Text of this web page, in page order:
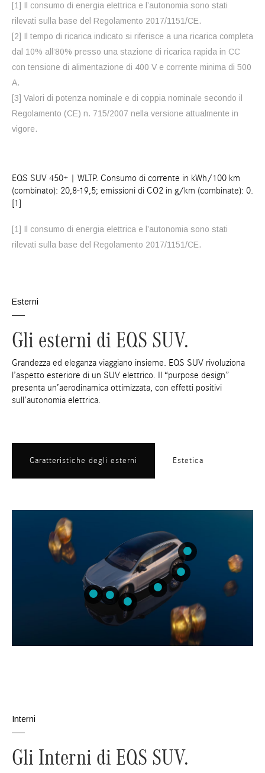
[1] Il consumo di energia elettrica e l’autonomia sono stati
rilevati sulla base del Regolamento 2017/1151/CE.
[2] Il tempo di ricarica indicato si riferisce a una ricarica completa
dal 10% all’80% presso una stazione di ricarica rapida in CC
con tensione di alimentazione di 400 V e corrente minima di 500
A.
[3] Valori di potenza nominale e di coppia nominale secondo il
Regolamento (CE) n. 715/2007 nella versione attualmente in
vigore.
EQS SUV 450+ | WLTP. Consumo di corrente in kWh/100 km
(combinato): 20,8-19,5; emissioni di CO2 in g/km (combinate): 0.
[1]
[1] Il consumo di energia elettrica e l’autonomia sono stati
rilevati sulla base del Regolamento 2017/1151/CE.
Esterni
Gli esterni di EQS SUV.
Grandezza ed eleganza viaggiano insieme. EQS SUV rivoluziona
l’aspetto esteriore di un SUV elettrico. Il “purpose design”
presenta un’aerodinamica ottimizzata, con effetti positivi
sull’autonomia elettrica.
Caratteristiche degli esterni Estetica
Interni
Gli Interni di EQS SUV.